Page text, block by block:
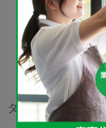
家事
タスカジで依頼で